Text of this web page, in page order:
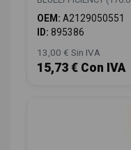
OEM: A2129050551
ID: 895386
13,00 € Sin IVA
15,73 € Con IVA